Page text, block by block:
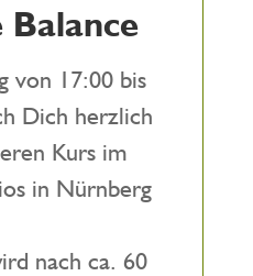
Balance
von 17:00 bis
Dich herzlich
Kurs im
in Nürnberg
nach ca. 60